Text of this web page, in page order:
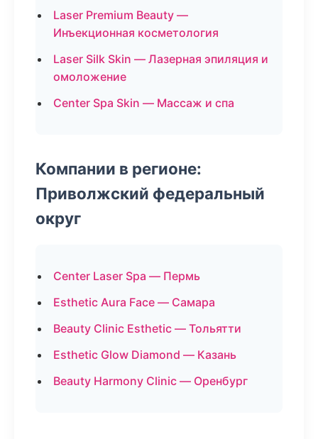
Laser Premium Beauty —
Инъекционная косметология
Laser Silk Skin — Лазерная эпиляция и
омоложение
Center Spa Skin — Массаж и спа
Компании в регионе:
Приволжский федеральный
округ
Center Laser Spa — Пермь
Esthetic Aura Face — Самара
Beauty Clinic Esthetic — Тольятти
Esthetic Glow Diamond — Казань
Beauty Harmony Clinic — Оренбург